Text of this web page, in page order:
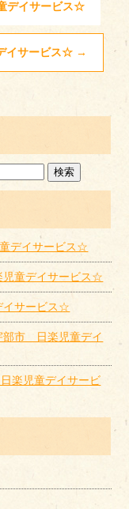
イサービス☆
サービス☆ →
デイサービス☆
童デイサービス☆
サービス☆